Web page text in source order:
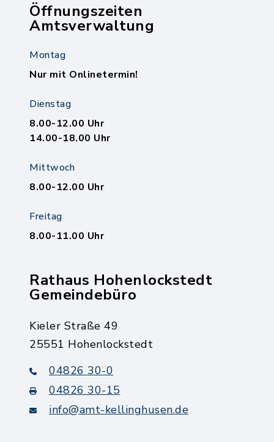
Öffnungszeiten
Amtsverwaltung
Montag
Nur mit Onlinetermin!
Dienstag
8.00-12.00 Uhr
14.00-18.00 Uhr
Mittwoch
8.00-12.00 Uhr
Freitag
8.00-11.00 Uhr
Rathaus Hohenlockstedt
Gemeindebüro
Kieler Straße 49
25551 Hohenlockstedt
04826 30-0
04826 30-15
info@amt-kellinghusen.de